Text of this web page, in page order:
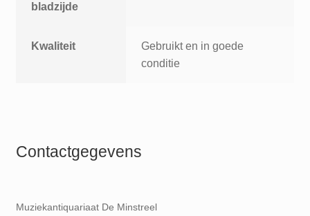
bladzijde
Kwaliteit
Gebruikt en in goede
conditie
Contactgegevens
Muziekantiquariaat De Minstreel